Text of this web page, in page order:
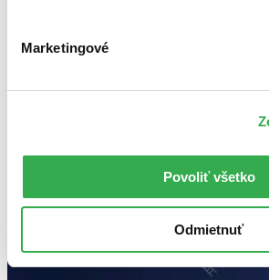
Marketingové
Povoliť všetko
Odmietnuť